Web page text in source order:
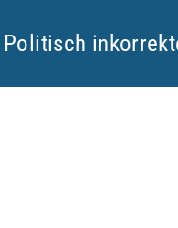
Politisch